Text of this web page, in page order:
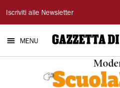
Gazzetta
di
Modena
Iscriviti alle Newsletter
MENU